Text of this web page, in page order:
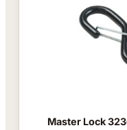
Master Lock